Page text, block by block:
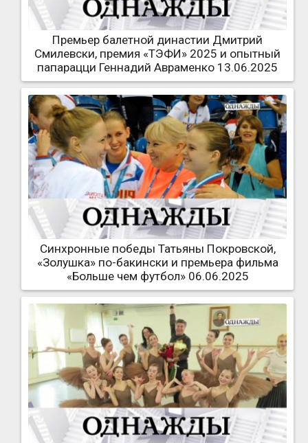
Премьер балетной династии Дмитрий
Смилевски, премия «ТЭФИ» 2025 и опытный
папарацци Геннадий Авраменко 13.06.2025
Синхронные победы Татьяны Покровской,
«Золушка» по-бакински и премьера фильма
«Больше чем футбол» 06.06.2025